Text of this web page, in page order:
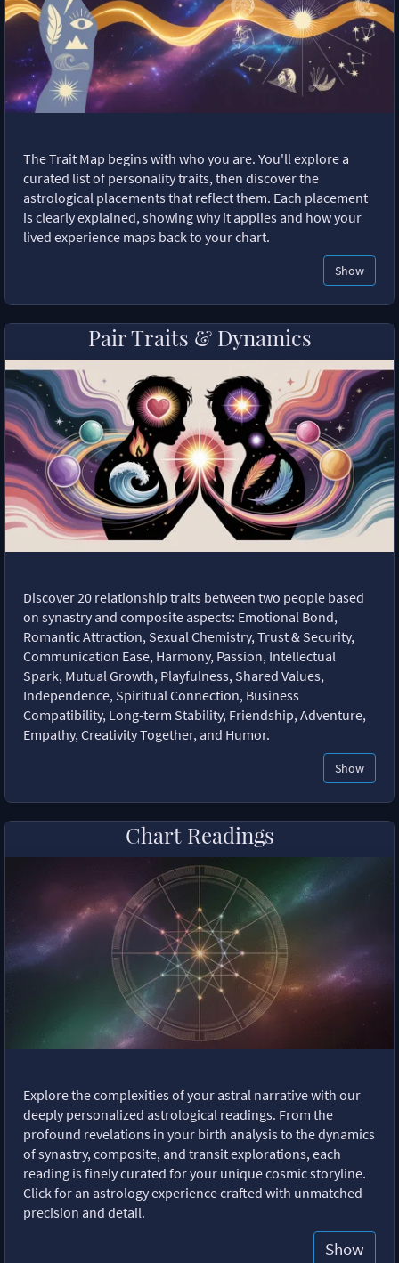
The Trait Map begins with who you are. You'll explore a
curated list of personality traits, then discover the
astrological placements that reflect them. Each placement
is clearly explained, showing why it applies and how your
lived experience maps back to your chart.
Show
Pair Traits & Dynamics
Discover 20 relationship traits between two people based
on synastry and composite aspects: Emotional Bond,
Romantic Attraction, Sexual Chemistry, Trust & Security,
Communication Ease, Harmony, Passion, Intellectual
Spark, Mutual Growth, Playfulness, Shared Values,
Independence, Spiritual Connection, Business
Compatibility, Long-term Stability, Friendship, Adventure,
Empathy, Creativity Together, and Humor.
Show
Chart Readings
Explore the complexities of your astral narrative with our
deeply personalized astrological readings. From the
profound revelations in your birth analysis to the dynamics
of synastry, composite, and transit explorations, each
reading is finely curated for your unique cosmic storyline.
Click for an astrology experience crafted with unmatched
precision and detail.
Show